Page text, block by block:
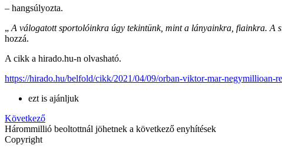
– hangsúlyozta.
„A válogatott sportolóinkra úgy tekintünk, mint a lányainkra, fiainkra. A
hozzá.
A cikk a hirado.hu-n olvasható.
https://hirado.hu/belfold/cikk/2021/04/09/orban-viktor-mar-negymillioan-
ezt is ajánljuk
Következő
Hárommillió beoltottnál jöhetnek a következő enyhítések
Copyright